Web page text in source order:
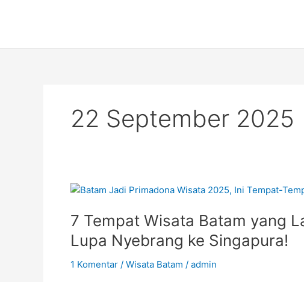
22 September 2025
7 Tempat Wisata Batam yang
Lupa Nyebrang ke Singapura!
1 Komentar / Wisata Batam / admin
7
Wisata
Batam
yang
Lagi